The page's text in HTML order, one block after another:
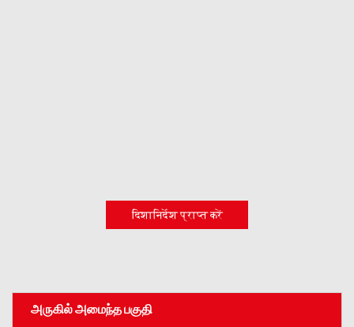
दिशानिर्देश प्राप्त करें
அருகில் அமைந்த பகுதி